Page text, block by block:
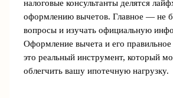
налоговые консультанты делятся
оформлению вычетов. Главное — не
вопросы и изучать официальную
Оформление вычета и его
это реальный инструмент, который
облегчить вашу ипотечную нагрузку.